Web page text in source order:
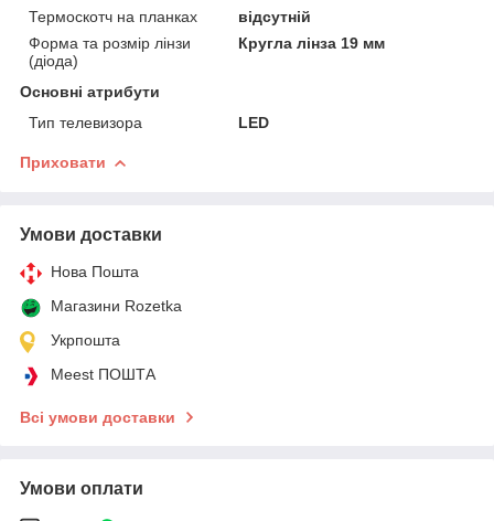
Термоскотч на планках
відсутній
Форма та розмір лінзи
(діода)
Кругла лінза 19 мм
Основні атрибути
Тип телевизора
LED
Приховати
Умови доставки
Нова Пошта
Магазини Rozetka
Укрпошта
Meest ПОШТА
Всі умови доставки
Умови оплати